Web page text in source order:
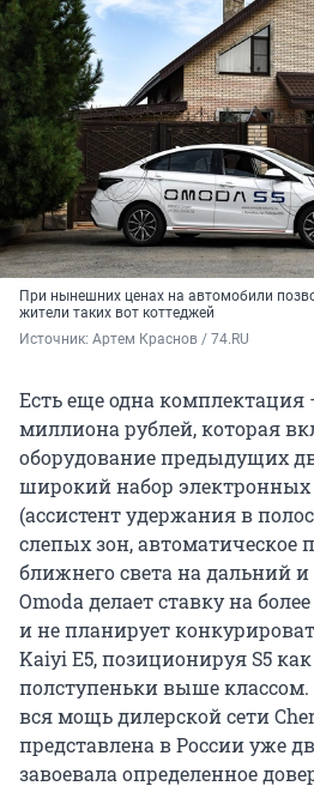
При нынешних ценах на автомобили
жители таких вот коттеджей
Источник: Артем Краснов / 74.RU
Есть еще одна комплектация
миллиона рублей, которая
оборудование предыдущих
широкий набор
(ассистент удержания в
слепых зон, автоматическое
ближнего света на дальний и
Omoda делает ставку на
и не планирует
Kaiyi E5, позиционируя S5
полступеньки выше классом.
вся мощь дилерской сети
представлена в России уже
завоевала определенное